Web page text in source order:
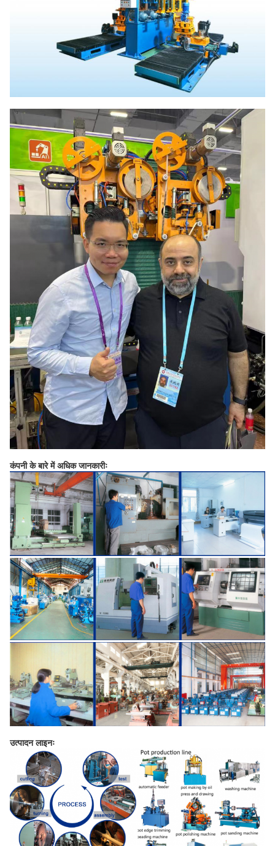
कंपनी के बारे में अधिक जानकारीः
उत्पादन लाइनः